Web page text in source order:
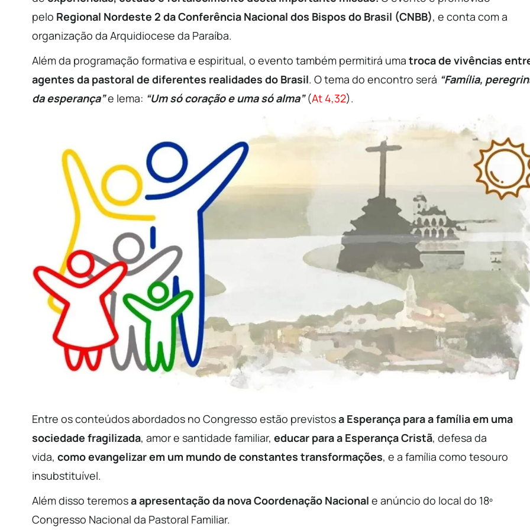
pelo Regional Nordeste 2 da Conferência Nacional dos Bispos do Brasil (CNBB), e conta com a
organização da Arquidiocese da Paraíba.
Além da programação formativa e espiritual, o evento também permitirá uma troca de vivências
agentes da pastoral de diferentes realidades do Brasil. O tema do encontro será “Família,
da esperança”e lema: “Um só coração e uma só alma”(At 4,32).
Entre os conteúdos abordados no Congresso estão previstosa Esperança para a família em uma
sociedade fragilizada, amor e santidade familiar, educar para a Esperança Cristã, defesa da
vida, como evangelizar em um mundo de constantes transformações, e a família como tesouro
insubstituível.
Além disso teremosa apresentação da nova Coordenação Nacional e anúncio do local do 18º
Congresso Nacional da Pastoral Familiar.